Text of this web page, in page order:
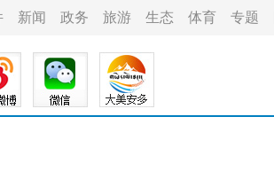
新闻 政务 旅游 生态 体育 专题